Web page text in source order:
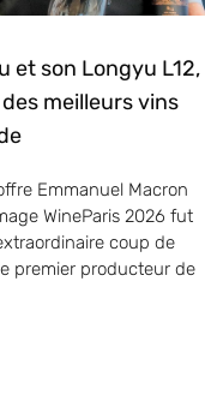
et son Longyu L12,
meilleurs vins
Emmanuel Macron
WineParis 2026 fut
coup de
premier producteur de